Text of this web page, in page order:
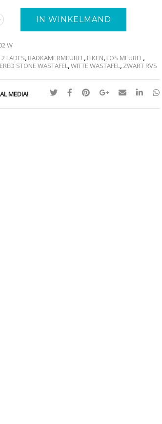
IN WINKELMAND
W
2 LADES, BADKAMERMEUBEL, EIKEN, LOS MEUBEL,
STONE WASTAFEL,WITTE WASTAFEL, ZWART RVS
MEDIA!